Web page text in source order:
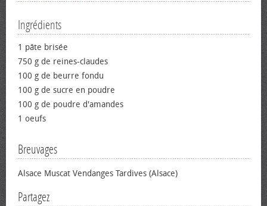
Ingrédients
1 pâte brisée
750 g de reines-claudes
100 g de beurre fondu
100 g de sucre en poudre
100 g de poudre d'amandes
1 œufs
Breuvages
Alsace Muscat Vendanges Tardives (Alsace)
Partagez